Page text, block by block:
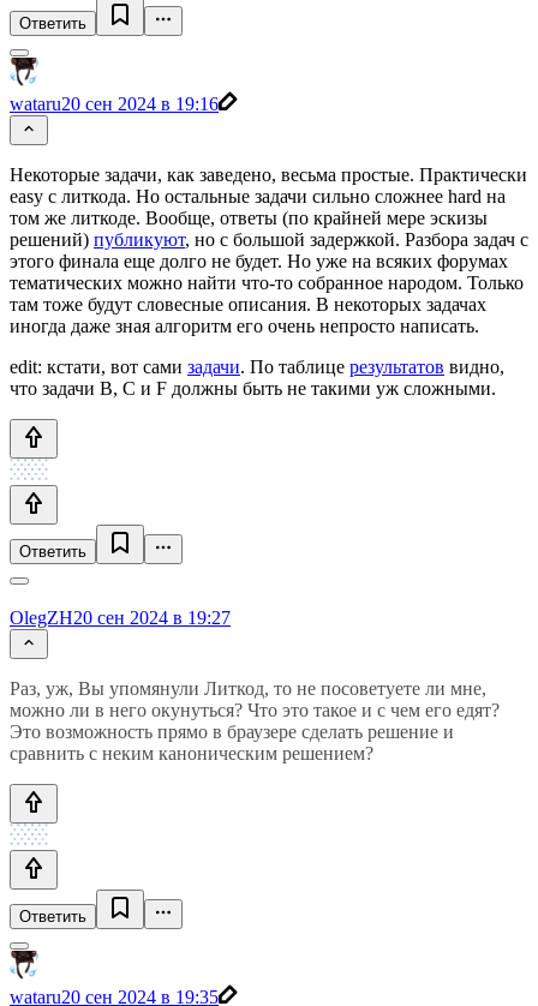
Ответить
wataru20 сен 2024 в 19:16
Некоторые задачи, как заведено, весьма простые. Практически
easy с литкода. Но остальные задачи сильно сложнее hard на
том же литкоде. Вообще, ответы (по крайней мере эскизы
решений) публикуют, но с большой задержкой. Разбора задач с
этого финала еще долго не будет. Но уже на всяких форумах
тематических можно найти что-то собранное народом. Только
там тоже будут словесные описания. В некоторых задачах
иногда даже зная алгоритм его очень непросто написать.
edit: кстати, вот сами задачи. По таблице результатов видно,
что задачи B, C и F должны быть не такими уж сложными.
Ответить
OlegZH20 сен 2024 в 19:27
Раз, уж, Вы упомянули Литкод, то не посоветуете ли мне,
можно ли в него окунуться? Что это такое и с чем его едят?
Это возможность прямо в браузере сделать решение и
сравнить с неким каноническим решением?
Ответить
wataru20 сен 2024 в 19:35